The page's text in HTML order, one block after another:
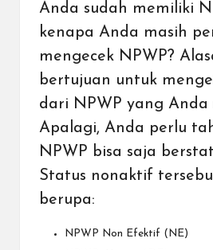
Anda sudah memiliki
kenapa Anda masih
mengecek NPWP?
bertujuan untuk
dari NPWP yang Anda
Apalagi, Anda perlu
NPWP bisa saja
Status nonaktif
berupa:
NPWP Non Efektif (NE)